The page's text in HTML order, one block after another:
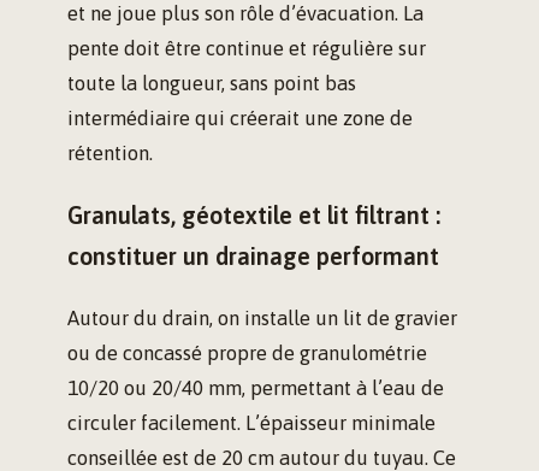
et ne joue plus son rôle d’évacuation. La
pente doit être continue et régulière sur
toute la longueur, sans point bas
intermédiaire qui créerait une zone de
rétention.
Granulats, géotextile et lit filtrant :
constituer un drainage performant
Autour du drain, on installe un lit de gravier
ou de concassé propre de granulométrie
10/20 ou 20/40 mm, permettant à l’eau de
circuler facilement. L’épaisseur minimale
conseillée est de 20 cm autour du tuyau. Ce